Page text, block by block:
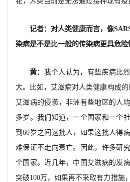
记者：对人类健康而言，像
染病是不是比一般的传染病更具危险
黄： 我个人认为，有些疾病比
大。比如，艾滋病对人类健康构成
艾滋病的侵袭，非洲有些地区的人
多岁。我们知道，一个国家和一个
到60岁之间这批人，如果这批人得
难保证不走向衰亡。因此，许多研
个国家。近几年，中国艾滋病的发
突破100万，如果再不采取有力措施